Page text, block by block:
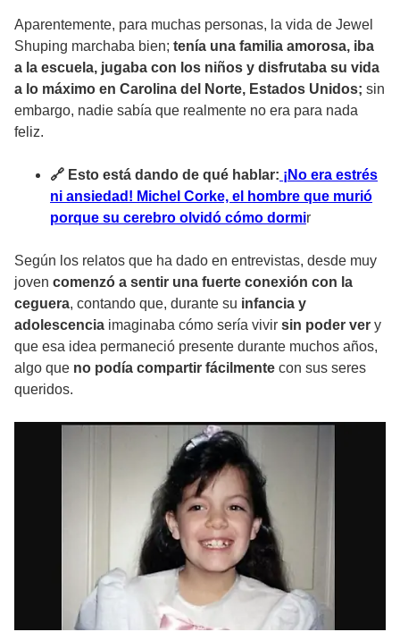
Aparentemente, para muchas personas, la vida de Jewel
Shuping marchaba bien; tenía una familia amorosa, iba
a la escuela, jugaba con los niños y disfrutaba su vida
a lo máximo en Carolina del Norte, Estados Unidos; sin
embargo, nadie sabía que realmente no era para nada
feliz.
🔗 Esto está dando de qué hablar: ¡No era estrés
ni ansiedad! Michel Corke, el hombre que murió
porque su cerebro olvidó cómo dormir
Según los relatos que ha dado en entrevistas, desde muy
joven comenzó a sentir una fuerte conexión con la
ceguera, contando que, durante su infancia y
adolescencia imaginaba cómo sería vivir sin poder ver y
que esa idea permaneció presente durante muchos años,
algo que no podía compartir fácilmente con sus seres
queridos.